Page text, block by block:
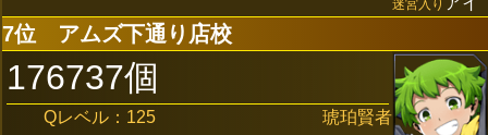
迷宮入り
7位 アムズ下通り店校
176737個
Qレベル：125 琥珀賢者